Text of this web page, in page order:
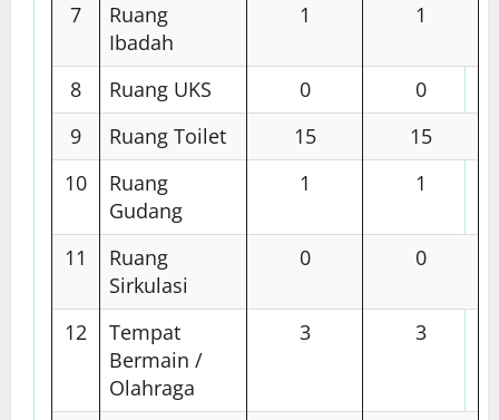
7
Ruang
Ibadah
1 1
8 Ruang UKS 0
0
9
Ruang Toilet 15
15
10
Ruang
Gudang
1 1
11
Ruang
Sirkulasi
0 0
12
Tempat
Bermain /
Olahraga
3 3